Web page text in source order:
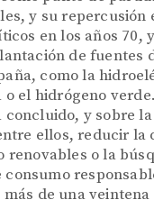
y su repercusión
en los años 70,
de fuentes
como la
o el hidrógeno
concluido, y sobre
ellos, reducir la
renovables o la
consumo
de una veintena